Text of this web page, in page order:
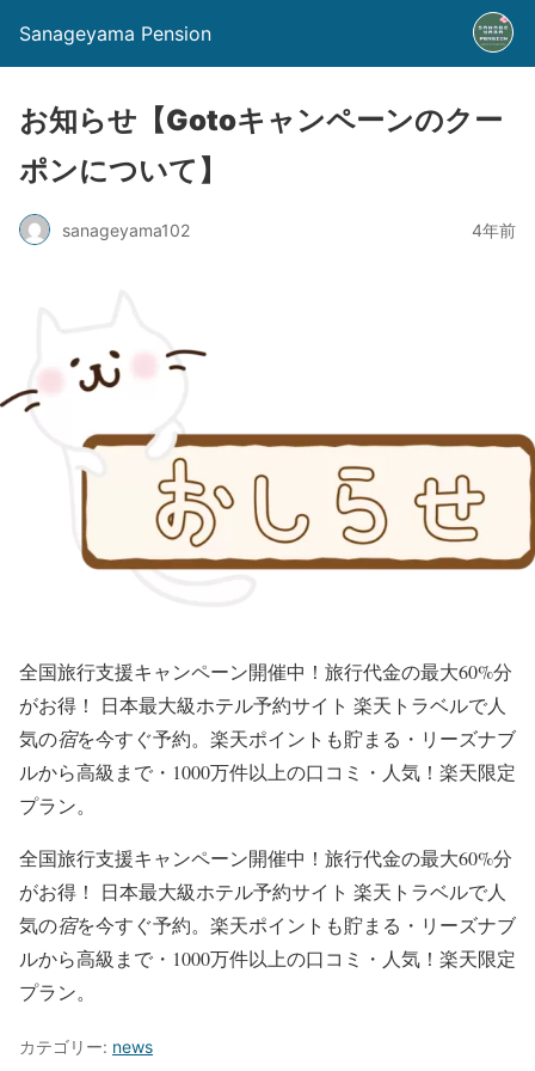
Sanageyama Pension
お知らせ【Gotoキャンペーンのクー
ポンについて】
sanageyama102 4年前
全国旅行支援キャンペーン開催中！旅行代金の最大60%分
がお得！ 日本最大級ホテル予約サイト 楽天トラベルで人
気の宿を今すぐ予約。楽天ポイントも貯まる・リーズナブ
ルから高級まで・1000万件以上の口コミ・人気！楽天限定
プラン。
全国旅行支援キャンペーン開催中！旅行代金の最大60%分
がお得！ 日本最大級ホテル予約サイト 楽天トラベルで人
気の宿を今すぐ予約。楽天ポイントも貯まる・リーズナブ
ルから高級まで・1000万件以上の口コミ・人気！楽天限定
プラン。
カテゴリー: news